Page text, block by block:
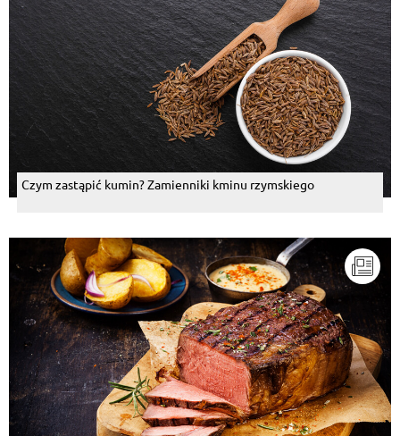
Czym zastąpić kumin? Zamienniki kminu rzymskiego